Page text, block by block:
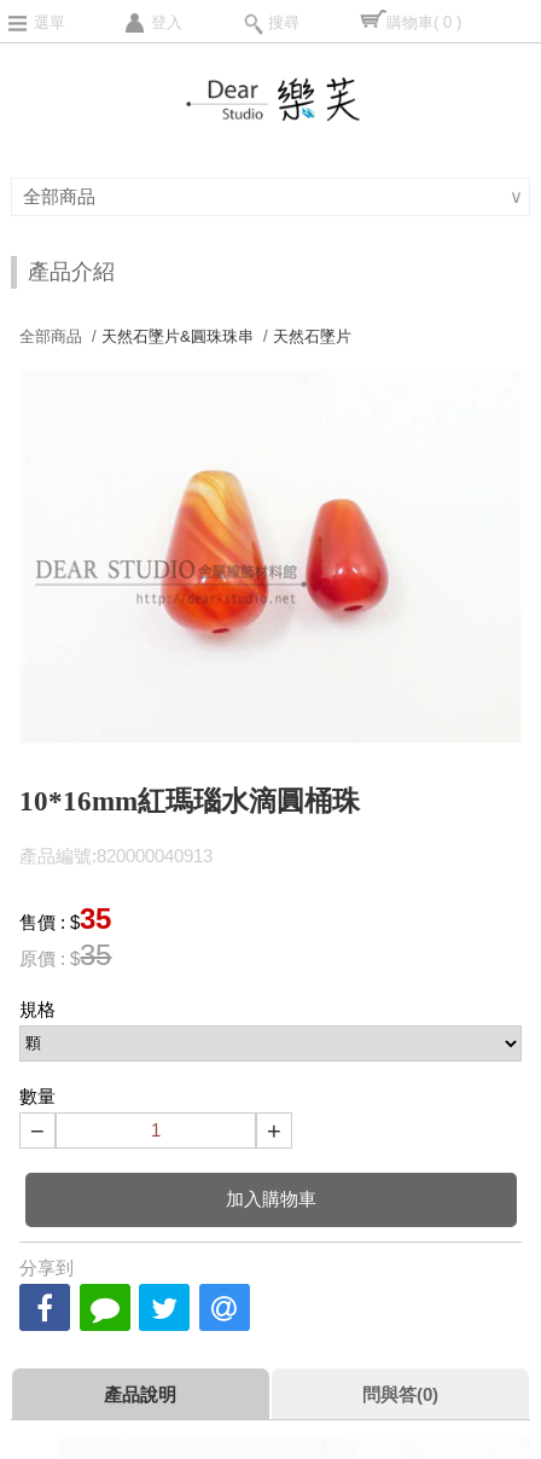
選單 登入 搜尋 購物車( 0 )
全部商品 ∨
產品介紹
全部商品 / 天然石墜片&圓珠珠串 / 天然石墜片
10*16mm紅瑪瑙水滴圓桶珠
產品編號:820000040913
售價 : $35
原價 : $35
規格
數量
− +
加入購物車
分享到
產品說明 問與答(0)